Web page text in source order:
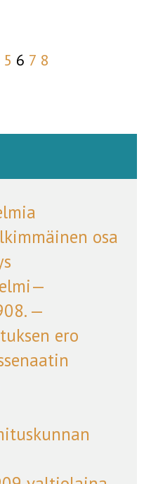
5 6 7 8
osa
—
ero